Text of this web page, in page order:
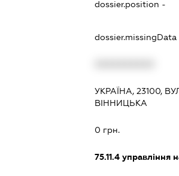
dossier.position -
dossier.missingData
УКРАЇНА, 23100,
ВІННИЦЬКА
0 грн.
75.11.4управління